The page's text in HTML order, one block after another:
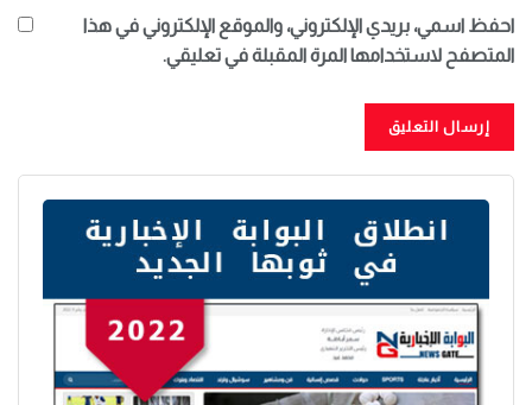
احفظ اسمي، بريدي الإلكتروني، والموقع الإلكتروني في هذا
المتصفح لاستخدامها المرة المقبلة في تعليقي.